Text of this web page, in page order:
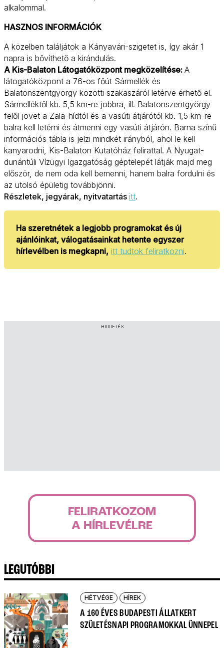
alkalommal.
HASZNOS INFORMÁCIÓK
A közelben találjátok a Kányavári-szigetet is, így akár 1
napra is bővíthető a kirándulás.
A Kis-Balaton Látogatóközpont megközelítése: A
látogatóközpont a 76-os főút Sármellék és
Balatonszentgyörgy közötti szakaszáról letérve érhető el.
Sármelléktől kb. 5,5 km-re jobbra, ill. Balatonszentgyörgy
felől jövet a Zala-hídtól és a vasúti átjárótól kb. 1,5 km-re
balra kell letérni és átmenni egy vasúti átjárón. Barna színű
információs tábla is jelzi mindkét irányból, ahol le kell
kanyarodni, Kis-Balaton Kutatóház felirattal. A Nyugat-
dunántúli Vízügyi Igazgatóság géptelepét látják majd meg
először, de nem oda kell bemenni, hanem balra fordulni és
az utolsó épületig továbbjönni.
Részletek, jegyárak, nyitvatartás itt.
Ha szeretnétek a legjobb programokat és új
ajánlóinkat, válogatásainkat hetente egyszer
hírlevélben is megkapni, itt tudtok feliratkozni.
HIRDETÉS
FELIRATKOZOM
A HÍRLEVÉLRE
LEGUTÓBBI
HÉTVÉGE HÍREK
A 160 ÉVES BUDAPESTI ÁLLATKERT
SZÜLETÉSNAPI PROGRAMOKKAL ÜNNEPEL